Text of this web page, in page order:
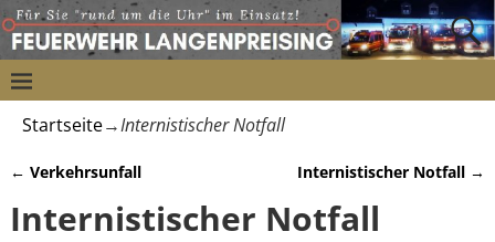
Startseite→Internistischer Notfall
← Verkehrsunfall Internistischer Notfall →
Internistischer Notfall